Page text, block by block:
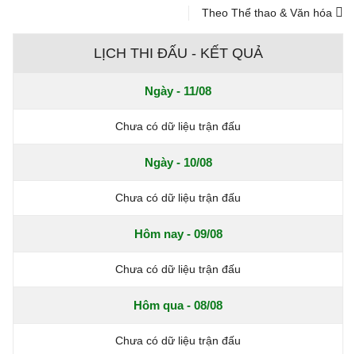
Theo Thể thao & Văn hóa
LỊCH THI ĐẤU - KẾT QUẢ
Ngày - 11/08
Chưa có dữ liệu trận đấu
Ngày - 10/08
Chưa có dữ liệu trận đấu
Hôm nay - 09/08
Chưa có dữ liệu trận đấu
Hôm qua - 08/08
Chưa có dữ liệu trận đấu